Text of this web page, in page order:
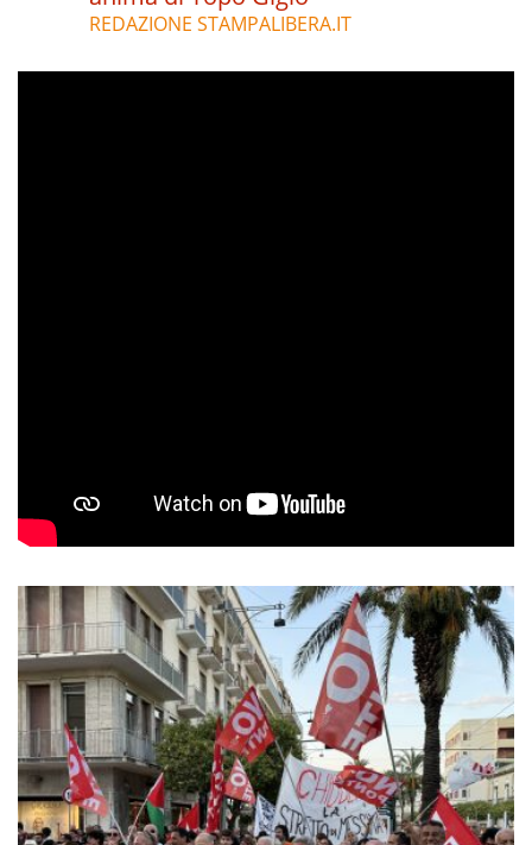
REDAZIONE STAMPALIBERA.IT